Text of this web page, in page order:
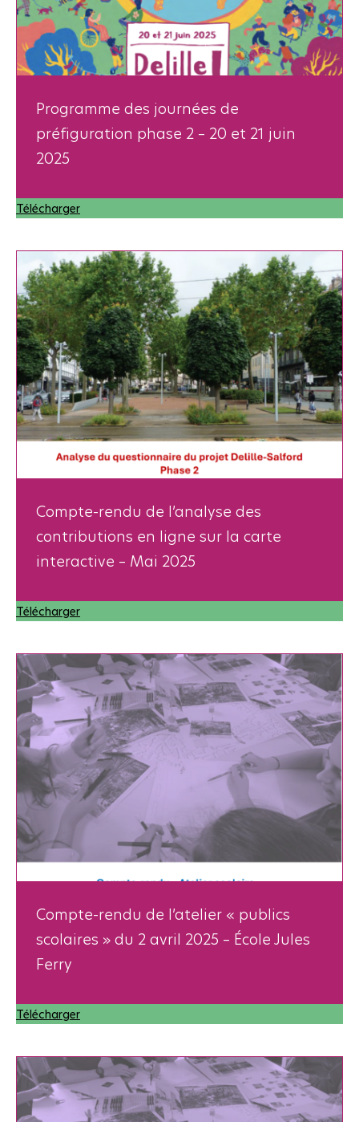
Programme des journées de
préfiguration phase 2 – 20 et 21 juin
2025
Télécharger
Compte-rendu de l’analyse des
contributions en ligne sur la carte
interactive – Mai 2025
Télécharger
Compte-rendu de l’atelier « publics
scolaires » du 2 avril 2025 – École Jules
Ferry
Télécharger